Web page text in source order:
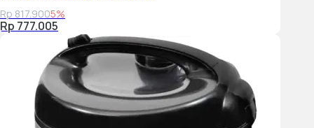
Rp 817.9005%
Rp 777.005